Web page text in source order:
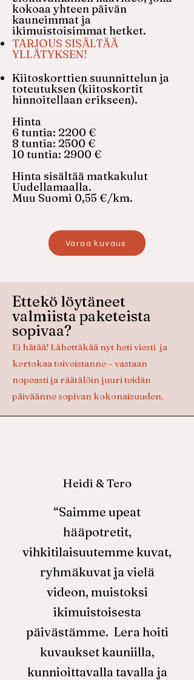
kokoaa yhteen päivän
kauneimmat ja
ikimuistoisimmat hetket.
TARJOUS SISÄLTÄÄ
YLLÄTYKSEN!
Kiitoskorttien suunnittelun ja
toteutuksen (kiitoskortit
hinnoitellaan erikseen).
Hinta
6 tuntia: 2200 €
8 tuntia: 2500 €
10 tuntia: 2900 €
Hinta sisältää matkakulut
Uudellamaalla.​
Muu Suomi 0,55 €/km.
Varaa kuvaus
Ettekö löytäneet
valmiista paketeista
sopivaa?
Ei hätää! Lähettäkää nyt heti viesti ja
kertokaa toiveistanne – vastaan
nopeasti ja räätälöin juuri teidän
päiväänne sopivan kokonaisuuden.
Heidi & Tero
“Saimme upeat
hääpotretit,
vihkitilaisuutemme kuvat,
ryhmäkuvat ja vielä
videon, muistoksi
ikimuistoisesta
päivästämme. Lera hoiti
kuvaukset kauniilla,
kunnioittavalla tavalla ja